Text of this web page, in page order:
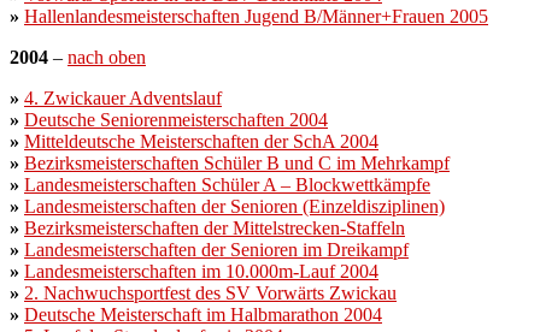
» Hallenlandesmeisterschaften Jugend B/Männer+Frauen 2005
2004 – nach oben
» 4. Zwickauer Adventslauf
» Deutsche Seniorenmeisterschaften 2004
» Mitteldeutsche Meisterschaften der SchA 2004
» Bezirksmeisterschaften Schüler B und C im Mehrkampf
» Landesmeisterschaften Schüler A – Blockwettkämpfe
» Landesmeisterschaften der Senioren (Einzeldisziplinen)
» Bezirksmeisterschaften der Mittelstrecken-Staffeln
» Landesmeisterschaften der Senioren im Dreikampf
» Landesmeisterschaften im 10.000m-Lauf 2004
» 2. Nachwuchsportfest des SV Vorwärts Zwickau
» Deutsche Meisterschaft im Halbmarathon 2004